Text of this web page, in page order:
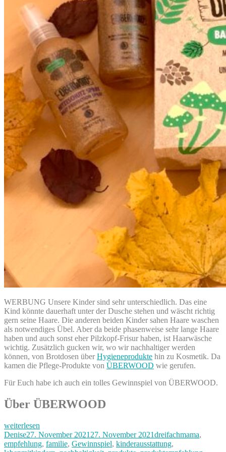
WERBUNG Unsere Kinder sind sehr unterschiedlich. Das eine
Kind könnte dauerhaft unter der Dusche stehen und wäscht richtig
gern seine Haare. Die anderen beiden Kinder sahen Haare waschen
als notwendiges Übel. Aber da beide phasenweise sehr lange Haare
haben und auch sonst eher Pilzkopf-Frisur haben, ist Haarwäsche
wichtig. Zusätzlich gucken wir, wo wir nachhaltiger werden
können, von Brotdosen überHygieneprodukte hin zu Kosmetik. Da
kamen die Pflege-Produkte von ÜBERWOOD wie gerufen.
Für Euch habe ich auch ein tolles Gewinnspiel von ÜBERWOOD.
Über ÜBERWOOD
„„Das
riecht
lecker
weiterlesen
Autor
DeniseVeröffentlicht
am
27. November 2021 27. November 2021Kategorien
dreifachmama,
empfehlung, familie, Gewinnspiel, kinderausstattung,